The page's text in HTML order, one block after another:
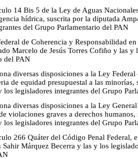
14 Bis 5 de la Ley de Aguas
hídrica, suscrita por la diputada
del Grupo Parlamentario del PAN
de Coherencia y Responsabilidad
Marcelo de Jesús Torres Cofiño y las y
del PAN
diversas disposiciones a la Ley
de equidad presupuestal a las
los legisladores integrantes del Grupo
diversas disposiciones a la Ley
violaciones graves a derechos
los legisladores integrantes del Grupo
266 Quáter del Código Penal Federal,
Márquez Becerra y las y los